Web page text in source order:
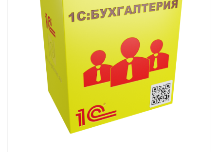
Смотреть проект